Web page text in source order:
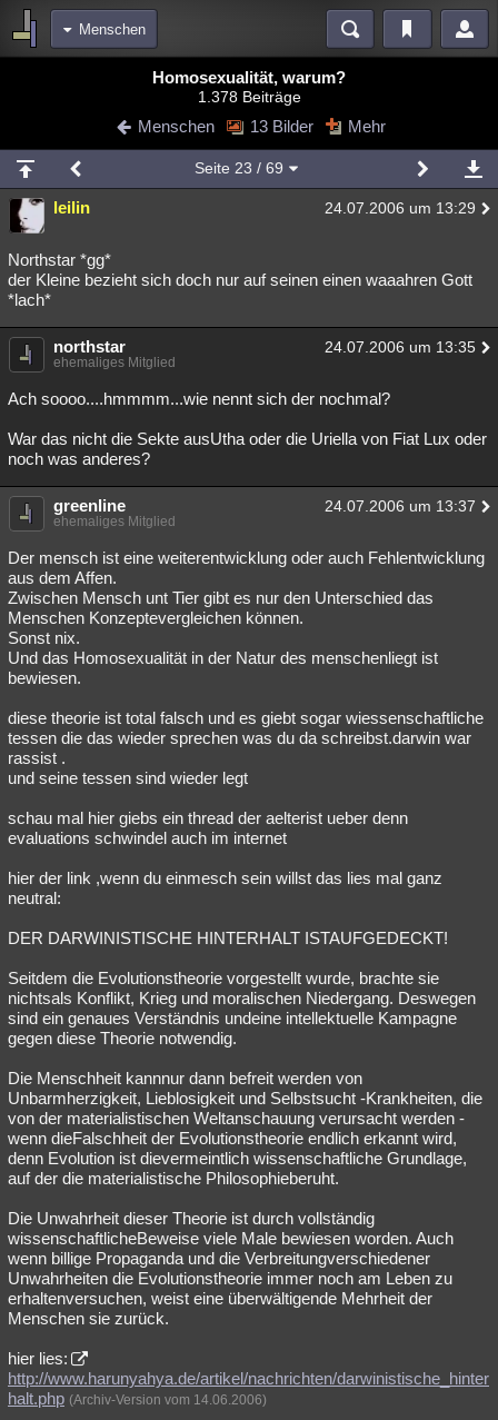
Menschen
Blogs Videos
Chat Wiki Neuigkeiten
meine Rubriken
Menschen Mystery Kriminalfälle
Spiritualität
Natur
weitere Rubriken
Philosophie Träume
Musik Clash
Übersichten
Besucht Teilgenommen
Lesenswert Schlüsselwörter
Homosexualität, warum?
1.378 Beiträge
Menschen 13 Bilder Mehr
Seite 23 / 69
leilin 24.07.2006 um 13:29
Northstar *gg*
der Kleine bezieht sich doch nur auf seinen einen waaahren Gott
*lach*
northstar 24.07.2006 um 13:35
ehemaliges Mitglied
Ach soooo....hmmmm...wie nennt sich der nochmal?
War das nicht die Sekte ausUtha oder die Uriella von Fiat Lux oder
noch was anderes?
greenline 24.07.2006 um 13:37
ehemaliges Mitglied
Der mensch ist eine weiterentwicklung oder auch Fehlentwicklung
aus dem Affen.
Zwischen Mensch unt Tier gibt es nur den Unterschied das
Menschen Konzeptevergleichen können.
Sonst nix.
Und das Homosexualität in der Natur des menschenliegt ist
bewiesen.
diese theorie ist total falsch und es giebt sogar wiessenschaftliche
tessen die das wieder sprechen was du da schreibst.darwin war
rassist .
und seine tessen sind wieder legt
schau mal hier giebs ein thread der aelterist ueber denn
evaluations schwindel auch im internet
hier der link ,wenn du einmesch sein willst das lies mal ganz
neutral:
DER DARWINISTISCHE HINTERHALT ISTAUFGEDECKT!
Seitdem die Evolutionstheorie vorgestellt wurde, brachte sie
nichtsals Konflikt, Krieg und moralischen Niedergang. Deswegen
sind ein genaues Verständnis undeine intellektuelle Kampagne
gegen diese Theorie notwendig.
Die Menschheit kannnur dann befreit werden von
Unbarmherzigkeit, Lieblosigkeit und Selbstsucht -Krankheiten, die
von der materialistischen Weltanschauung verursacht werden -
wenn dieFalschheit der Evolutionstheorie endlich erkannt wird,
denn Evolution ist dievermeintlich wissenschaftliche Grundlage,
auf der die materialistische Philosophieberuht.
Die Unwahrheit dieser Theorie ist durch vollständig
wissenschaftlicheBeweise viele Male bewiesen worden. Auch
wenn billige Propaganda und die Verbreitungverschiedener
Unwahrheiten die Evolutionstheorie immer noch am Leben zu
erhaltenversuchen, weist eine überwältigende Mehrheit der
Menschen sie zurück.
hier lies:
http://www.harunyahya.de/artikel/nachrichten/darwinistische_hinter
halt.php (Archiv-Version vom 14.06.2006)